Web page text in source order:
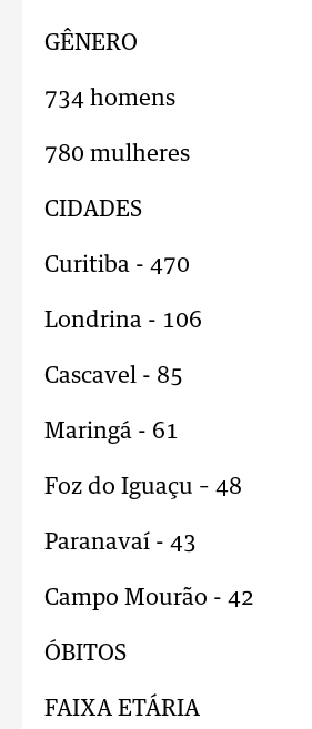
GÊNERO
734 homens
780 mulheres
CIDADES
Curitiba - 470
Londrina - 106
Cascavel - 85
Maringá - 61
Foz do Iguaçu – 48
Paranavaí - 43
Campo Mourão - 42
ÓBITOS
FAIXA ETÁRIA